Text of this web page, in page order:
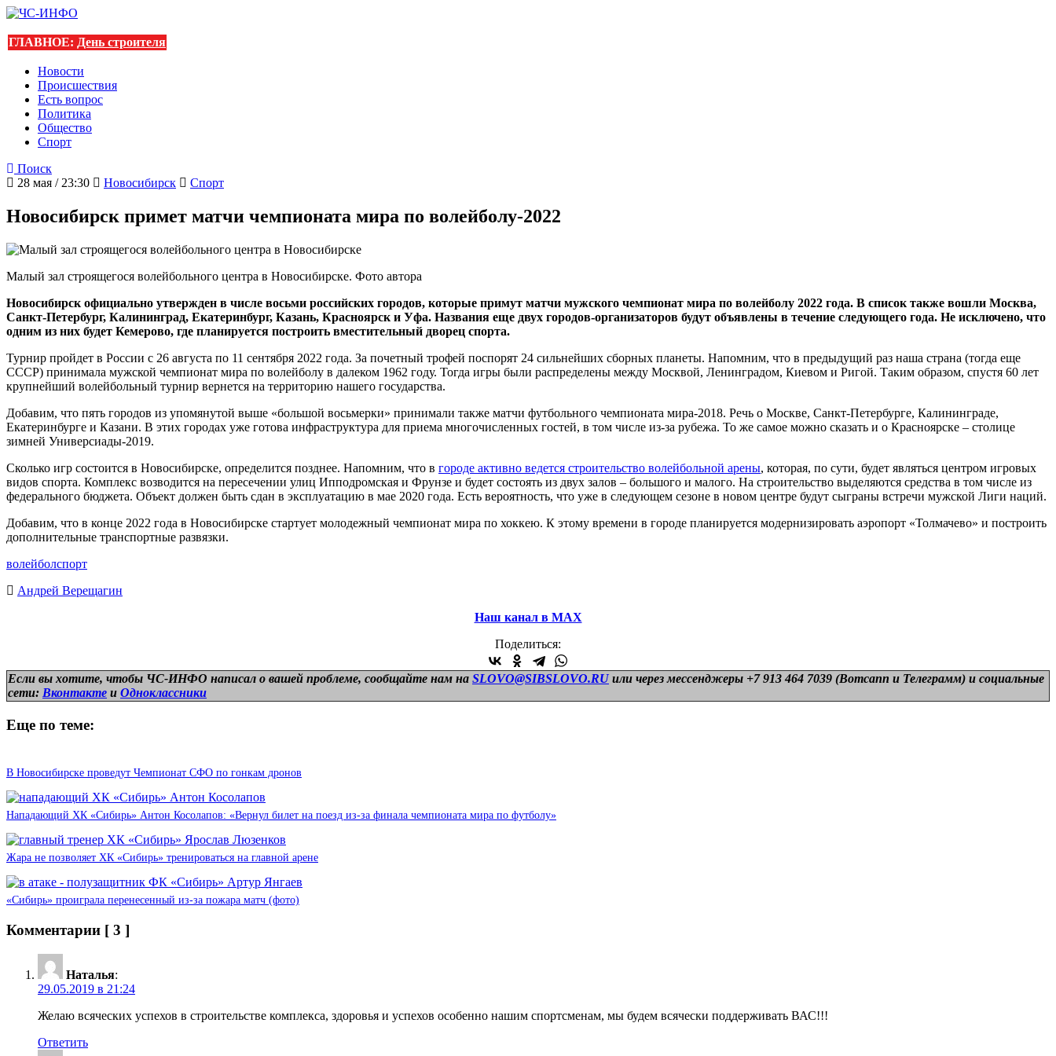
ГЛАВНОЕ: День строителя
Новости
Происшествия
Есть вопрос
Политика
Общество
Спорт
Поиск
28 мая / 23:30
Новосибирск Спорт
Новосибирск примет матчи чемпионата мира по волейболу-2022
Малый зал строящегося волейбольного центра в Новосибирске. Фото автора
Новосибирск официально утвержден в числе восьми российских городов, которые примут матчи мужского чемпионат мира по волейболу 2022 года. В список также вошли Москва,
Санкт-Петербург, Калининград, Екатеринбург, Казань, Красноярск и Уфа. Названия еще двух городов-организаторов будут объявлены в течение следующего года. Не исключено, что
одним из них будет Кемерово, где планируется построить вместительный дворец спорта.
Турнир пройдет в России с 26 августа по 11 сентября 2022 года. За почетный трофей поспорят 24 сильнейших сборных планеты. Напомним, что в предыдущий раз наша страна (тогда еще
СССР) принимала мужской чемпионат мира по волейболу в далеком 1962 году. Тогда игры были распределены между Москвой, Ленинградом, Киевом и Ригой. Таким образом, спустя 60 лет
крупнейший волейбольный турнир вернется на территорию нашего государства.
Добавим, что пять городов из упомянутой выше «большой восьмерки» принимали также матчи футбольного чемпионата мира-2018. Речь о Москве, Санкт-Петербурге, Калининграде,
Екатеринбурге и Казани. В этих городах уже готова инфраструктура для приема многочисленных гостей, в том числе из-за рубежа. То же самое можно сказать и о Красноярске – столице
зимней Универсиады-2019.
Сколько игр состоится в Новосибирске, определится позднее. Напомним, что в городе активно ведется строительство волейбольной арены, которая, по сути, будет являться центром игровых
видов спорта. Комплекс возводится на пересечении улиц Ипподромская и Фрунзе и будет состоять из двух залов – большого и малого. На строительство выделяются средства в том числе из
федерального бюджета. Объект должен быть сдан в эксплуатацию в мае 2020 года. Есть вероятность, что уже в следующем сезоне в новом центре будут сыграны встречи мужской Лиги наций.
Добавим, что в конце 2022 года в Новосибирске стартует молодежный чемпионат мира по хоккею. К этому времени в городе планируется модернизировать аэропорт «Толмачево» и построить
дополнительные транспортные развязки.
волейболспорт
Андрей Верещагин
Наш канал в МАХ
Поделиться:
Если вы хотите, чтобы ЧС-ИНФО написал о вашей проблеме, сообщайте нам на SLOVO@SIBSLOVO.RU или через мессенджеры +7 913 464 7039 (Вотсапп и Телеграмм) и социальные
сети: Вконтакте и Одноклассники
Еще по теме:
В Новосибирске проведут Чемпионат СФО по гонкам дронов
Нападающий ХК «Сибирь» Антон Косолапов: «Вернул билет на поезд из-за финала чемпионата мира по футболу»
Жара не позволяет ХК «Сибирь» тренироваться на главной арене
«Сибирь» проиграла перенесенный из-за пожара матч (фото)
Комментарии [ 3 ]
Наталья:
29.05.2019 в 21:24
Желаю всяческих успехов в строительстве комплекса, здоровья и успехов особенно нашим спортсменам, мы будем всячески поддерживать ВАС!!!
Ответить